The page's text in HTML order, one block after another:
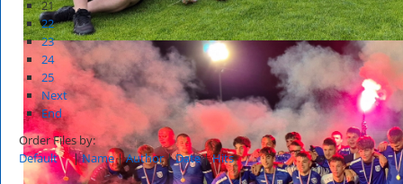
21
22
23
24
25
Next
End
Order Files by:
Default
|Name|Author|Date|Hits